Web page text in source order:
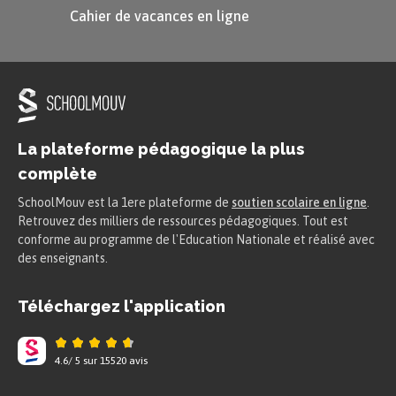
sanctions.
ce que l’on a fait est plus grave, on peut alors
Exemple
Si j’ai crié dans la classe, on peut me
demander simplement de m’excuser. Si
récréation, on peut m’interdire d’y
Cahier de vacances en ligne
La plateforme pédagogique la plus
complète
SchoolMouv est la 1ere plateforme de soutien scolaire en ligne
Retrouvez des milliers de ressources pédagogiques. Tout est
conforme au programme de l'Education Nationale et réalisé avec
des enseignants.
Téléchargez l'application
4.6/ 5 sur 15520 avis